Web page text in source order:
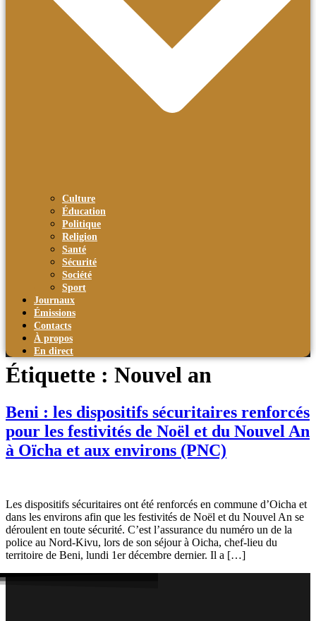
Culture
Éducation
Politique
Religion
Santé
Sécurité
Société
Sport
Journaux
Émissions
Contacts
À propos
En direct
Étiquette : Nouvel an
Beni : les dispositifs sécuritaires renforcés
pour les festivités de Noël et du Nouvel An
à Oïcha et aux environs (PNC)
Les dispositifs sécuritaires ont été renforcés en commune d’Oicha et
dans les environs afin que les festivités de Noël et du Nouvel An se
déroulent en toute sécurité. C’est l’assurance du numéro un de la
police au Nord-Kivu, lors de son séjour à Oicha, chef-lieu du
territoire de Beni, lundi 1er décembre dernier. Il a […]